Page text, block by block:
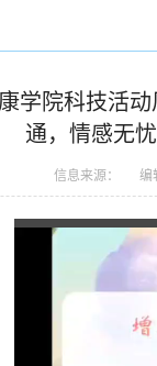
学院科技活
通，情感无
信息来源： 编